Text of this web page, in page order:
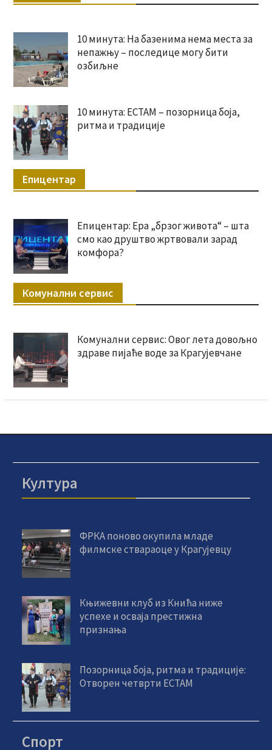
10 минута: На базенима нема места за
непажњу – последице могу бити
озбиљне
10 минута: ЕСТАМ – позорница боја,
ритма и традиције
Епицентар
Епицентар: Ера „брзог живота“ – шта
смо као друштво жртвовали зарад
комфора?
Комунални сервис
Комунални сервис: Овог лета довољно
здраве пијаће воде за Крагујевчане
Култура
ФРКА поново окупила младе
филмске ствараоце у Крагујевцу
Књижевни клуб из Кнића ниже
успехе и осваја престижна
признања
Позорница боја, ритма и традиције:
Отворен четврти ЕСТАМ
Спорт